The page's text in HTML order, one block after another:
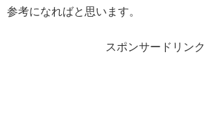
参考になればと思います。
スポンサードリンク